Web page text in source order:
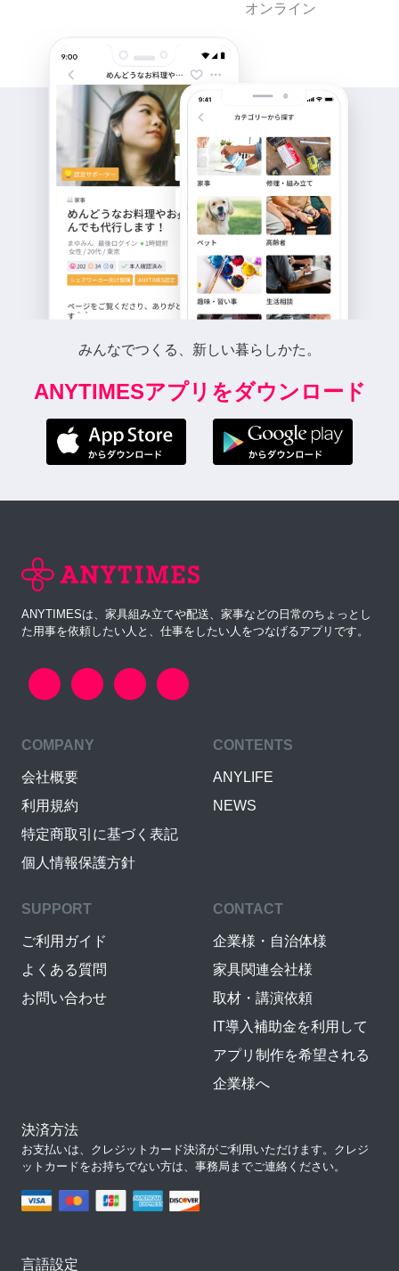
オンライン
みんなでつくる、新しい暮らしかた。
ANYTIMESアプリをダウンロード
ANYTIMESは、家具組み立てや配送、家事などの日常のちょっとし
た用事を依頼したい人と、仕事をしたい人をつなげるアプリです。
COMPANY
会社概要
利用規約
特定商取引に基づく表記
個人情報保護方針
CONTENTS
ANYLIFE
NEWS
SUPPORT
ご利用ガイド
よくある質問
お問い合わせ
CONTACT
企業様・自治体様
家具関連会社様
取材・講演依頼
IT導入補助金を利用して
アプリ制作を希望される
企業様へ
決済方法
お支払いは、クレジットカード決済がご利用いただけます。クレジ
ットカードをお持ちでない方は、事務局までご連絡ください。
言語設定